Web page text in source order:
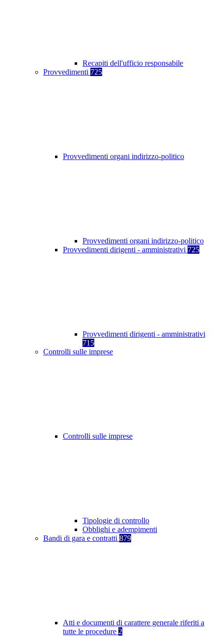
Recapiti dell'ufficio responsabile
Provvedimenti 725
Provvedimenti organi indirizzo-politico
Provvedimenti organi indirizzo-politico
Provvedimenti dirigenti - amministrativi 725
Provvedimenti dirigenti - amministrativi
715
Controlli sulle imprese
Controlli sulle imprese
Tipologie di controllo
Obblighi e adempimenti
Bandi di gara e contratti 879
Atti e documenti di carattere generale riferiti a
tutte le procedure 2